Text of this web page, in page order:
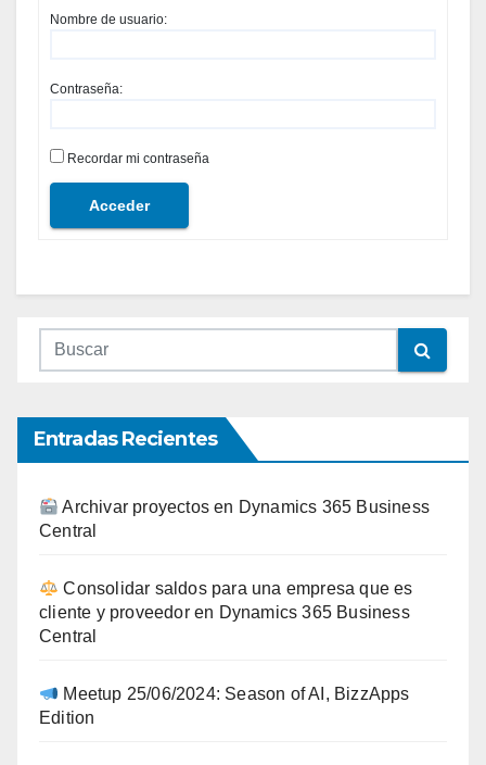
Nombre de usuario:
Contraseña:
Recordar mi contraseña
Acceder
Entradas Recientes
Archivar proyectos en Dynamics 365 Business
Central
Consolidar saldos para una empresa que es
cliente y proveedor en Dynamics 365 Business
Central
Meetup 25/06/2024: Season of AI, BizzApps
Edition